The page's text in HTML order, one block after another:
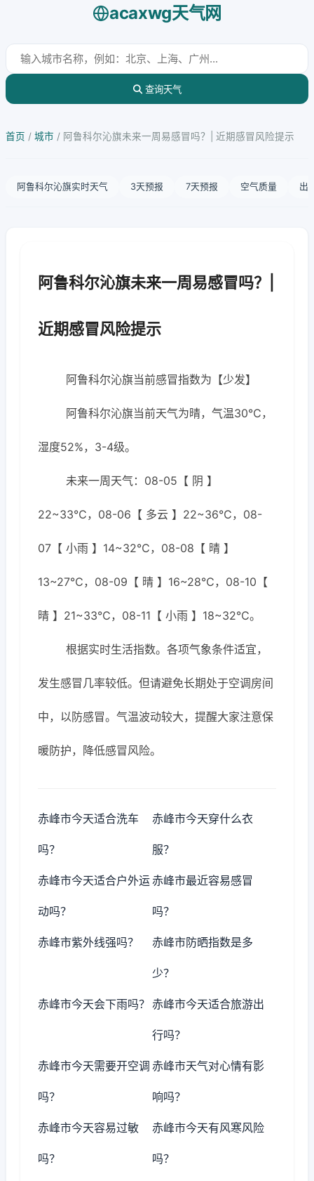
acaxwg天气网
查询天气
首页 / 城市 / 阿鲁科尔沁旗未来一周易感冒吗？| 近期感冒风险提示
阿鲁科尔沁旗实时天气 3天预报 7天预报 空气质量 出
阿鲁科尔沁旗未来一周易感冒吗？|
近期感冒风险提示
阿鲁科尔沁旗当前感冒指数为【少发】
阿鲁科尔沁旗当前天气为晴，气温30℃，
湿度52%，3-4级。
未来一周天气：08-05【 阴 】
22~33℃，08-06【 多云 】22~36℃，08-
07【 小雨 】14~32℃，08-08【 晴 】
13~27℃，08-09【 晴 】16~28℃，08-10【
晴 】21~33℃，08-11【 小雨 】18~32℃。
根据实时生活指数。各项气象条件适宜，
发生感冒几率较低。但请避免长期处于空调房间
中，以防感冒。气温波动较大，提醒大家注意保
暖防护，降低感冒风险。
赤峰市今天适合洗车
吗？
赤峰市今天穿什么衣
服？
赤峰市今天适合户外运
动吗？
赤峰市最近容易感冒
吗？
赤峰市紫外线强吗？ 赤峰市防晒指数是多
少？
赤峰市今天会下雨吗？ 赤峰市今天适合旅游出
行吗？
赤峰市今天需要开空调
吗？
赤峰市天气对心情有影
响吗？
赤峰市今天容易过敏
吗？
赤峰市今天有风寒风险
吗？